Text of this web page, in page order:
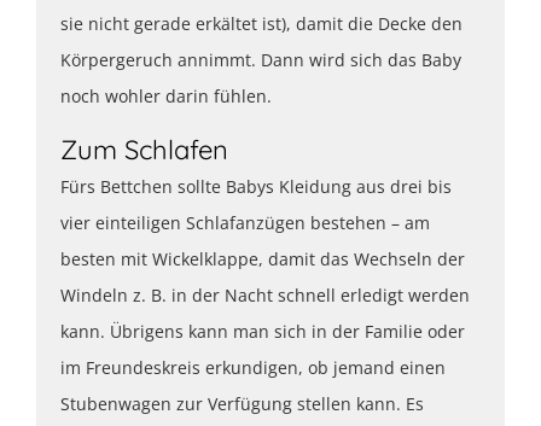
sie nicht gerade erkältet ist), damit die Decke den
Körpergeruch annimmt. Dann wird sich das Baby
noch wohler darin fühlen.
Zum Schlafen
Fürs Bettchen sollte Babys Kleidung aus drei bis
vier einteiligen Schlafanzügen bestehen – am
besten mit Wickelklappe, damit das Wechseln der
Windeln z. B. in der Nacht schnell erledigt werden
kann. Übrigens kann man sich in der Familie oder
im Freundeskreis erkundigen, ob jemand einen
Stubenwagen zur Verfügung stellen kann. Es